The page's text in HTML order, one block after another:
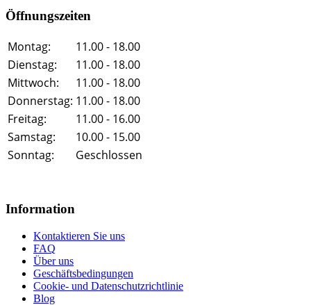
Öffnungszeiten
Montag:
11.00 - 18.00
Dienstag:
11.00 - 18.00
Mittwoch:
11.00 - 18.00
Donnerstag: 11.00 - 18.00
Freitag:
11.00 - 16.00
Samstag:
10.00 - 15.00
Sonntag:
Geschlossen
Information
Kontaktieren Sie uns
FAQ
Über uns
Geschäftsbedingungen
Cookie- und Datenschutzrichtlinie
Blog